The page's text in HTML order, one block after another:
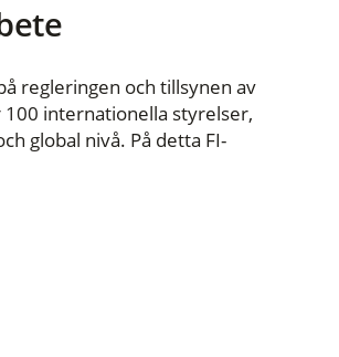
regleringen och tillsynen av
internationella styrelser,
global nivå. På detta FI-